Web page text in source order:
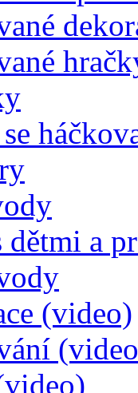
dětmi a
(video)